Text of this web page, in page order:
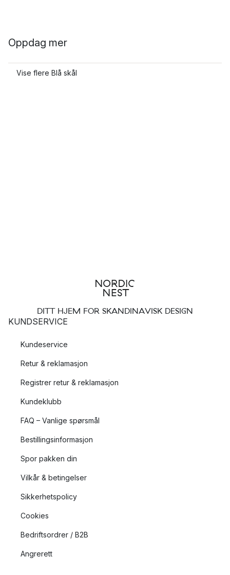
Oppdag mer
Vise flere Blå skål
DITT HJEM FOR SKANDINAVISK DESIGN
KUNDSERVICE
Kundeservice
Retur & reklamasjon
Registrer retur & reklamasjon
Kundeklubb
FAQ – Vanlige spørsmål
Bestillingsinformasjon
Spor pakken din
Vilkår & betingelser
Sikkerhetspolicy
Cookies
Bedriftsordrer / B2B
Angrerett